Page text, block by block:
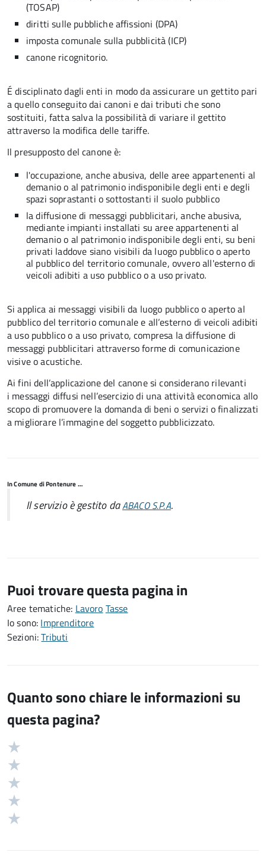
(TOSAP)
diritti sulle pubbliche affissioni (DPA)
imposta comunale sulla pubblicità (ICP)
canone ricognitorio.
É disciplinato dagli enti in modo da assicurare un gettito pari
a quello conseguito dai canoni e dai tributi che sono
sostituiti, fatta salva la possibilità di variare il gettito
attraverso la modifica delle tariffe.
Il presupposto del canone è:
l'occupazione, anche abusiva, delle aree appartenenti al
demanio o al patrimonio indisponibile degli enti e degli
spazi soprastanti o sottostanti il suolo pubblico
la diffusione di messaggi pubblicitari, anche abusiva,
mediante impianti installati su aree appartenenti al
demanio o al patrimonio indisponibile degli enti, su beni
privati laddove siano visibili da luogo pubblico o aperto
al pubblico del territorio comunale, ovvero all'esterno di
veicoli adibiti a uso pubblico o a uso privato.
Si applica ai messaggi visibili da luogo pubblico o aperto al
pubblico del territorio comunale e all’esterno di veicoli adibiti
a uso pubblico o a uso privato, compresa la diffusione di
messaggi pubblicitari attraverso forme di comunicazione
visive o acustiche.
Ai fini dell’applicazione del canone si considerano rilevanti
i messaggi diffusi nell’esercizio di una attività economica allo
scopo di promuovere la domanda di beni o servizi o finalizzati
a migliorare l’immagine del soggetto pubblicizzato.
In Comune di Pontenure …
Il servizio è gestito daABACO S.P.A.
Puoi trovare questa pagina in
Aree tematiche: Lavoro Tasse
Io sono: Imprenditore
Sezioni:Tributi
Quanto sono chiare le informazioni su
questa pagina?
Valutazione